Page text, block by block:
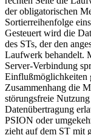
der obligatorischen
Sortierreihenfolge
Gesteuert wird die
des STs, der den
Laufwerk behandelt.
Server-Verbindung
Einflußmöglichkeiten
Zusammenhang die
störungsfreie
Datenübertragung
PSION oder
zieht auf dem ST mit